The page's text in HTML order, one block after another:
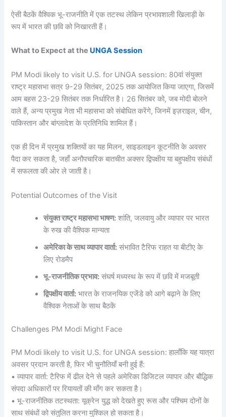
ऐसी बैठकें वैश्विक भू-राजनीति में एक तटस्थ लेकिन प्रभावशाली खिलाड़ी के
रूप में भारत की छवि को निखारती हैं।
What to Expect at the UNGA Session
PM Modi likely to visit U.S. for UNGA session: 80वां संयुक्त
राष्ट्र महासभा सत्र 9-29 सितंबर, 2025 तक आयोजित किया जाएगा, जिसमें
आम बहस 23-29 सितंबर तक निर्धारित है। 26 सितंबर को, जब मोदी बोलने
वाले हैं, अन्य प्रमुख नेता भी महासभा को संबोधित करेंगे, जिनमें इज़राइल, चीन,
पाकिस्तान और बांग्लादेश के प्रतिनिधि शामिल हैं।
एक ही दिन में प्रमुख शक्तियों का यह मिलन, साइडलाइन कूटनीति के अवसर
पैदा कर सकता है, जहाँ अनौपचारिक बातचीत अक्सर द्विपक्षीय या बहुपक्षीय संबंधों
में सफलता की ओर ले जाती है।
Potential Outcomes of the Visit
संयुक्त राष्ट्र महासभा भाषण: शांति, जलवायु और व्यापार पर भारत
के रुख की वैश्विक मान्यता
अमेरिका के साथ व्यापार वार्ता: संभावित टैरिफ राहत या बीटीए के
लिए रोडमैप
भू-राजनीतिक प्रभाव: संघर्ष मध्यस्थ के रूप में छवि में मजबूती
द्विपक्षीय वार्ता: भारत के राजनयिक एजेंडे को आगे बढ़ाने के लिए
वैश्विक नेताओं के साथ बैठकें
Challenges PM Modi Might Face
PM Modi likely to visit U.S. for UNGA session: हालाँकि यह यात्रा
अवसर प्रदान करती है, फिर भी चुनौतियाँ बनी हुई हैं:
• व्यापार वार्ता: टैरिफ में ढील देने से पहले अमेरिका डिजिटल व्यापार और बौद्धिक
संपदा अधिकारों पर रियायतों की माँग कर सकता है।
• भू-राजनीतिक तटस्थता: यूक्रेन युद्ध को देखते हुए रूस और पश्चिम दोनों के
साथ संबंधों को संतुलित करना मुश्किल हो सकता है।